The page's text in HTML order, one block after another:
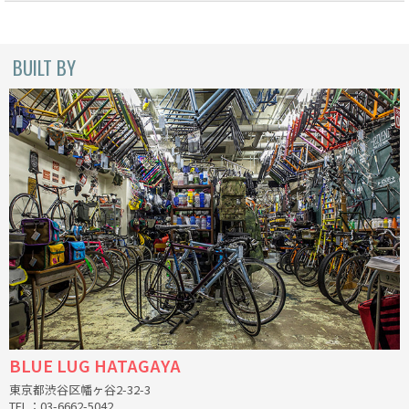
BUILT BY
BLUE LUG HATAGAYA
東京都渋谷区幡ヶ谷2-32-3
TEL：03-6662-5042
ENVE
FALCONER CYCLES
FRANCES CYCLES
GEEKHOUSE BIKES
HUNTER CYCLES
ICARUS FRAMES
IGLEHEART